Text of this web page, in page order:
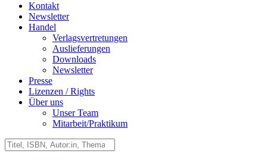
Kontakt
Newsletter
Handel
Verlagsvertretungen
Auslieferungen
Downloads
Newsletter
Presse
Lizenzen / Rights
Über uns
Unser Team
Mitarbeit/Praktikum